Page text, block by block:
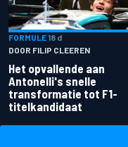
FORMULE 18 d
DOOR FILIP CLEEREN
Het opvallende aan
Antonelli's snelle
transformatie tot F1-
titelkandidaat